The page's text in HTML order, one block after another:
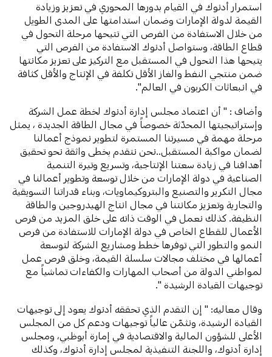
استمرار أدنوك في القيام بدورها المحوري في تعزيز وزيادة
القيمة لدولة الإمارات وضمان استدامتها على المدى الطويل
من خلال الاستفادة من الفرص التي تتيحها مرحلة التحول في
قطاع الطاقة، وستواصل أدنوك الاستفادة من الفرص التي
يتيحها هذا التحول في المستقبل مع التركيز على تعزيز مكانتها
ضمن منتجي النفط والغاز الأقل تكلفة في الإنتاج والأقل كثافة
في انبعاثات الكربون في العالم".
وأضاف : " أن اعتماد مجلس إدارة أدنوك لخطة عمل الشركة
وإستراتيجيتها المحدّثة خصوصاً في مجال الطاقة الجديدة ، يمثل
مرحلة مهمة في مسيرتنا المستمرة لتطوير نموذج أعمالنا
لضمان مواكبة المستقبل..نحن نتقدم بخطى واثقة نحو تحقيق
أهدافنا في زيادة سعتنا الإنتاجية، وتسريع وتيرة التنمية
الصناعية في دولة الإمارات من خلال توسعة وتطوير أعمالنا في
مجال التكرير والتصنيع والبتروكيماويات، وبناء قدراتنا التسويقية
والتجارية وتعزيز مكانتنا في مجال انتاج الهيدروجين والطاقة
النظيفة. كذلك نعمل في الوقت ذاته على خلق المزيد من فرص
الأعمال للقطاع الخاص في دولة الإمارات للاستفادة من فرص
النمو والتطور التي توفرها خطط ومشاريع الشركة لتوسعة
أعمالها في مختلف مجالات سلسلة القيمة، وخلق فرص عمل
لمواطني الدولة من أصحاب المهارات والكفاءات تماشياً مع
توجيهات القيادة الرشيدة ".
وقال معاليه: " إن التقدم الذي تحققه أدنوك يعود إلى توجيهات
القيادة الرشيدة، ونثمّن عالياً توجيهات ودعم كل من المجلس
الأعلى للشؤون المالية والاقتصادية في إمارة أبوظبي، ومجلس
إدارة أدنوك، واللجنة التنفيذية لمجلس إدارة أدنوك، وكذلك